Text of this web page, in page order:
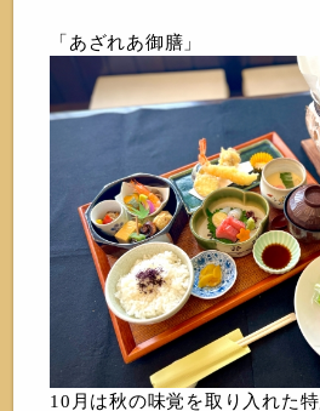
「あざれあ御膳」
10月は秋の味覚を取り入れた